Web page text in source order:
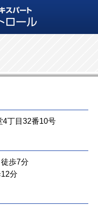
4丁目32番10号
歩7分
分